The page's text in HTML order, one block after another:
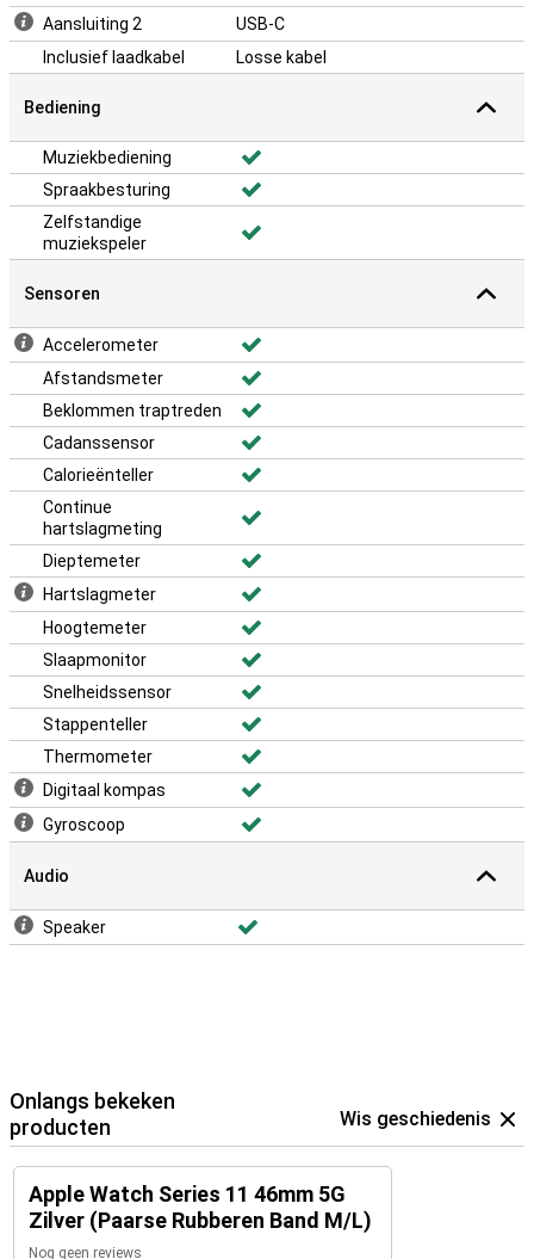
Aansluiting 2
USB-C
Inclusief laadkabel
Losse kabel
Bediening
Muziekbediening
Spraakbesturing
Zelfstandige
muziekspeler
Sensoren
Accelerometer
Afstandsmeter
Beklommen traptreden
Cadanssensor
Calorieënteller
Continue
hartslagmeting
Dieptemeter
Hartslagmeter
Hoogtemeter
Slaapmonitor
Snelheidssensor
Stappenteller
Thermometer
Digitaal kompas
Gyroscoop
Audio
Speaker
Onlangs bekeken
producten
Wis geschiedenis
Apple Watch Series 11 46mm 5G
Zilver (Paarse Rubberen Band M/L)
Nog geen reviews